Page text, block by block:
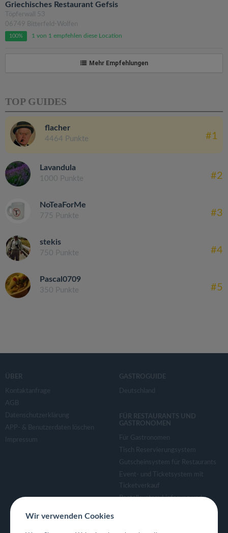
Griechisches Restaurant Gefsis
Töpferwall 53
06749 Bitterfeld-Wolfen
100% 1 von 1 empfehlen diese Location
Mehr Empfehlungen
TOP GUIDES
flacher
4464 Punkte #1
Lavandula
1000 Punkte #2
NoTeaForMe
775 Punkte #3
stekis
750 Punkte #4
Pascal0709
350 Punkte #5
ÜBER
Kontaktanfrage
AGB
Datenschutzerklärung
APP- & Benutzerdaten löschen
Impressum
GASTROGUIDE
Deutschland
FÜR RESTAURANTS UND
GASTRONOMEN
Für Gastronomen
Tisch Reservierungsystem
Gutscheinsystem für Restaurants
Event- und Ticketsystem mit
Ticketverkauf
Bestellsystem Lieferung und
Wir verwenden Cookies